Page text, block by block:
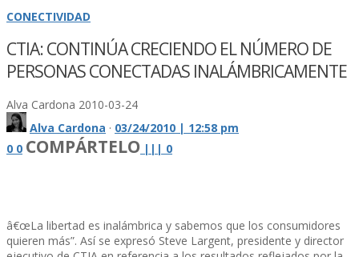
CONECTIVIDAD
CTIA: CONTINÚA CRECIENDO EL NÚMERO DE
PERSONAS CONECTADAS INALÁMBRICAMENTE
Alva Cardona 2010-03-24
Alva Cardona · 03/24/2010 | 12:58 pm
0 0 COMPÁRTELO | | | 0
â€œLa libertad es inalámbrica y sabemos que los consumidores
quieren más”. Así­ se expresó Steve Largent, presidente y director